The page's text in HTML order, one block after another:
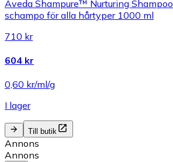
Aveda Shampure™ Nurturing
schampo för alla hårtyper 1000 ml
710 kr
604 kr
0,60 kr/ml/g
I lager
Till butik
Annons
Annons